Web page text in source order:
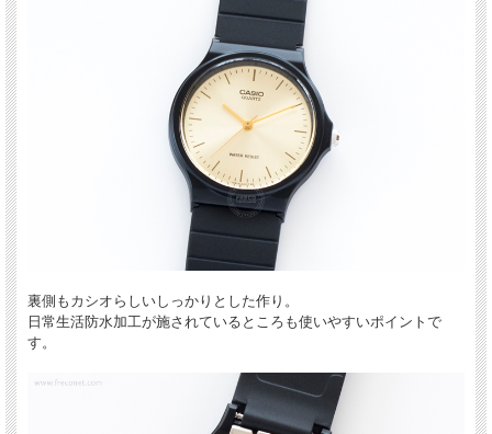
裏側もカシオらしいしっかりとした作り。
日常生活防水加工が施されているところも使いやすいポイントで
す。